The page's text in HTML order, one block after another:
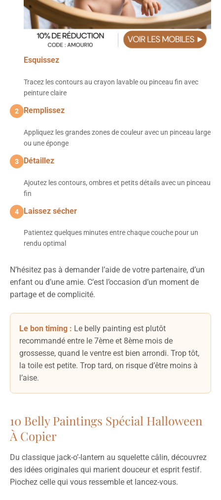
Esquissez
Tracez les contours au crayon lavable ou pinceau fin avec
peinture claire
2 Remplissez
Appliquez les grandes zones de couleur avec un pinceau large
ou une éponge
3 Détaillez
Ajoutez les contours, ombres et petits détails avec un pinceau
fin
4 Laissez sécher
Patientez quelques minutes entre chaque couche pour un
rendu optimal
N’hésitez pas à demander l’aide de votre partenaire, d’un
enfant ou d’une amie. C’est l’occasion d’un moment de
partage et de complicité.
Le bon timing : Le belly painting est plutôt
recommandé entre le 7ème et 8ème mois de
grossesse, quand le ventre est bien arrondi. Trop tôt,
la toile est petite. Trop tard, on risque d’être moins à
l’aise.
10 Belly Paintings Spécial Halloween
À Copier
Du classique jack-o’-lantern au squelette câlin, découvrez
des idées originales qui marient douceur et esprit festif.
Piochez celle qui vous ressemble et lancez-vous.